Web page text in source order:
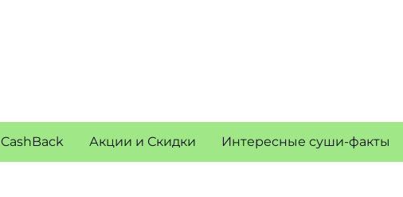
CashBack Акции и Скидки Интересные суши-факты